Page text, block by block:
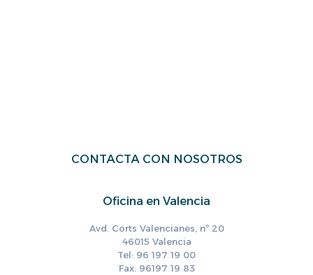
CONTACTA CON NOSOTROS
Oficina en Valencia
Avd. Corts Valencianes, nº 20
46015 Valencia
Tel: 96 197 19 00
Fax: 96197 19 83